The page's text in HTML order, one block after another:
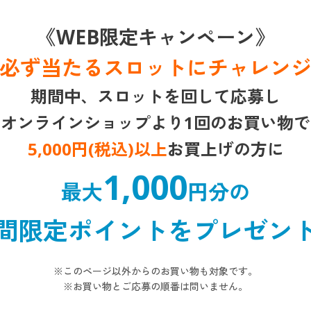
《WEB限定キャンペーン》
必ず当たるスロットにチャレンジ
期間中、スロットを回して応募し
オンラインショップより1回のお買い物で
5,000円(税込)以上お買上げの方に
最大1,000円分の
限定ポイントをプレゼン
※このページ以外からのお買い物も対象です。
※お買い物とご応募の順番は問いません。